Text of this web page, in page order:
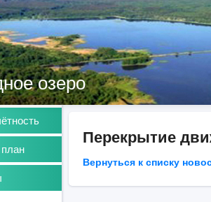
озеро
Перекрытие
Вернуться к списку